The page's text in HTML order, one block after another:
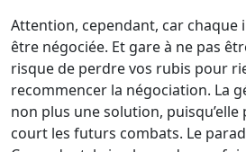
Attention, cependant, car
être négociée. Et gare à ne pas
risque de perdre vos rubis pour
recommencer la négociation. La
non plus une solution,
court les futurs combats. Le